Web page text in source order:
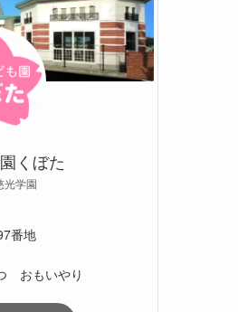
くぼた
光学園
番地
おもいやり